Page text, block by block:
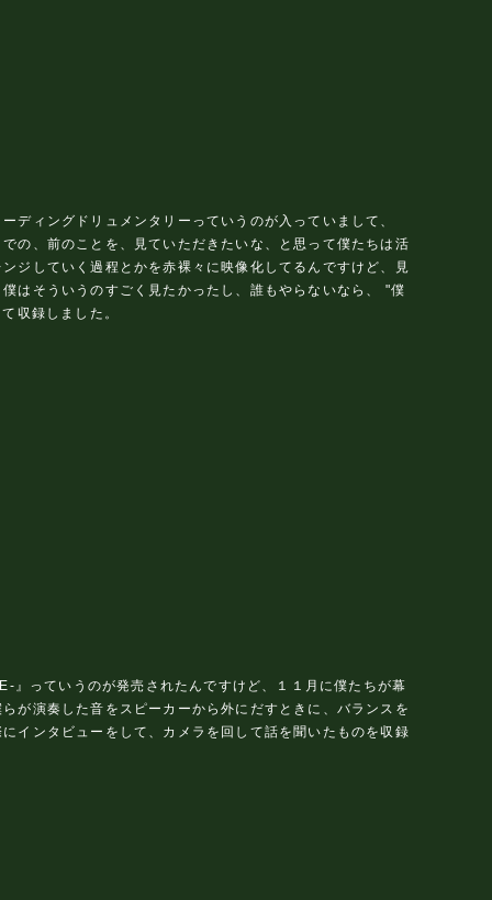
ィングドリュメンタリーっていうのが入っていまして、
の、前のことを、見ていただきたいな、と思って僕たちは活
ジしていく過程とかを赤裸々に映像化してるんですけど、見
はそういうのすごく見たかったし、誰もやらないなら、 "僕
収録しました。
っていうのが発売されたんですけど、１１月に僕たちが幕
が演奏した音をスピーカーから外にだすときに、バランスを
インタビューをして、カメラを回して話を聞いたものを収録